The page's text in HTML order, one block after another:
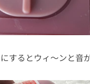
するとウィ〜ンと音